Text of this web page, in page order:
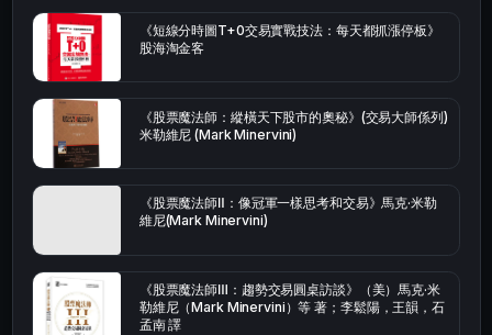
《短線分時圖T+0交易實戰技法：每天都抓漲停板》
股海淘金客
《股票魔法師：縱橫天下股市的奧秘》(交易大師係列)
米勒維尼 (Mark Minervini)
《股票魔法師Ⅱ：像冠軍一樣思考和交易》馬克·米勒
維尼(Mark Minervini)
《股票魔法師Ⅲ：趨勢交易圓桌訪談》（美）馬克·米
勒維尼（Mark Minervini）等 著；李鬆陽，王韻，石
孟南 譯